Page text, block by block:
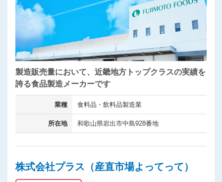
製造販売量において、近畿地方トップクラスの実績を
誇る食品製造メーカーです
業種 食料品・飲料品製造業
所在地 和歌山県岩出市中島928番地
株式会社プラス（産直市場よってって）